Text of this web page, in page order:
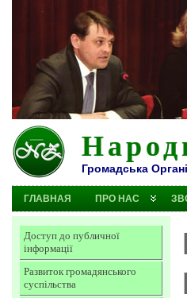
Громадська
ГЛАВНАЯ ПРО НАС
Доступ до публичної
інформації
Развиток громадянського
суспільства